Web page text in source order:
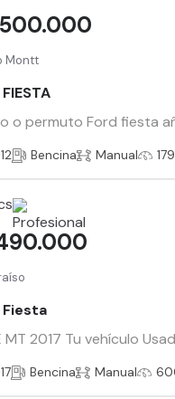
Montt
o permuto Ford fiesta
Bencina Manual
MT 2017 Tu vehículo
Bencina Manual